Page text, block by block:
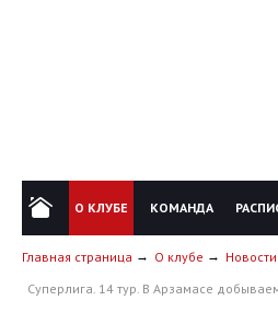
О КЛУБЕ КОМАНДА
Главная страница О клубе
Суперлига. 14 тур. В Арзамасе